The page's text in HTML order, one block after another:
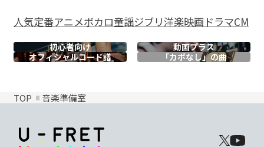
人気定番アニメボカロ童謡ジブリ洋楽映画ドラマCM
初心者向け
動画プラス
オフィシャルコード譜 「カポなし」の曲
TOP 音楽準備室